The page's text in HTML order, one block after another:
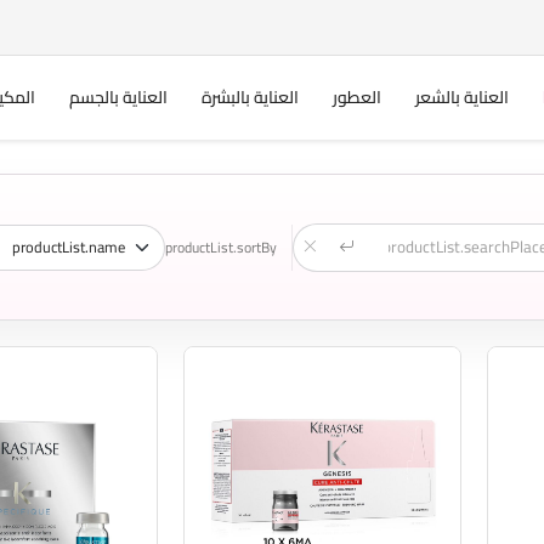
العناية بالشعر العطور العناية بالبشرة العناية بالجسم
productList.sortBy